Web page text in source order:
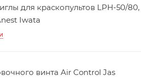
для краскопультов LPH-50/80,
Iwata
винта Air Control Jas